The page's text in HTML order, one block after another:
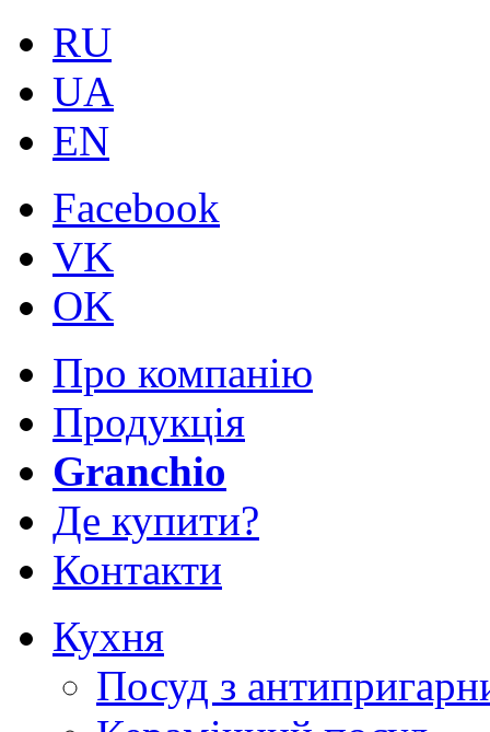
RU
UA
EN
Facebook
VK
OK
Про компанію
Продукція
Granchio
Де купити?
Контакти
Кухня
Посуд з